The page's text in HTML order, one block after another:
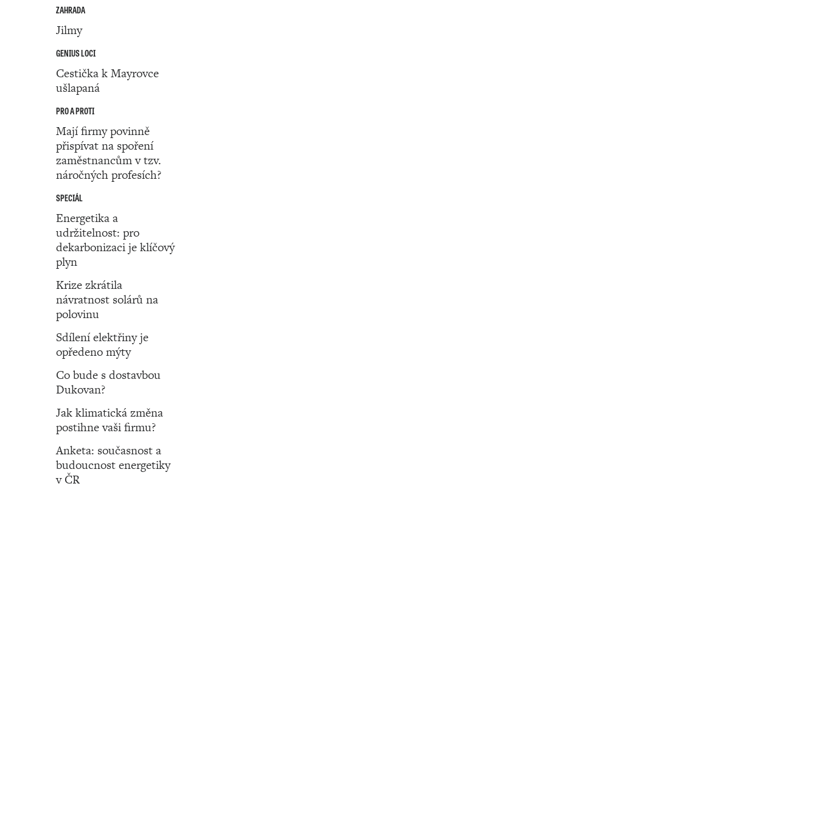
ZAHRADA
Jilmy
GENIUS LOCI
Cestička k Mayrovce
ušlapaná
PRO A PROTI
Mají firmy povinně
přispívat na spoření
zaměstnancům v tzv.
náročných profesích?
SPECIÁL
Energetika a
udržitelnost: pro
dekarbonizaci je klíčový
plyn
Krize zkrátila
návratnost solárů na
polovinu
Sdílení elektřiny je
opředeno mýty
Co bude s dostavbou
Dukovan?
Jak klimatická změna
postihne vaši firmu?
Anketa: současnost a
budoucnost energetiky
v ČR